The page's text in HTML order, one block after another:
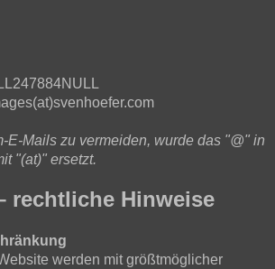
E-Mails zu vermeiden, wurde das "@" in
"(at)" ersetzt.
rechtliche Hinweise
werden mit größtmöglicher